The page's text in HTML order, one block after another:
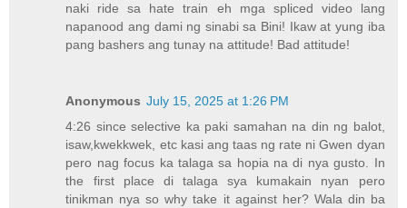
naki ride sa hate train eh mga spliced video lang
napanood ang dami ng sinabi sa Bini! Ikaw at yung iba
pang bashers ang tunay na attitude! Bad attitude!
Anonymous July 15, 2025 at 1:26 PM
4:26 since selective ka paki samahan na din ng balot,
isaw,kwekkwek, etc kasi ang taas ng rate ni Gwen dyan
pero nag focus ka talaga sa hopia na di nya gusto. In
the first place di talaga sya kumakain nyan pero
tinikman nya so why take it against her? Wala din ba